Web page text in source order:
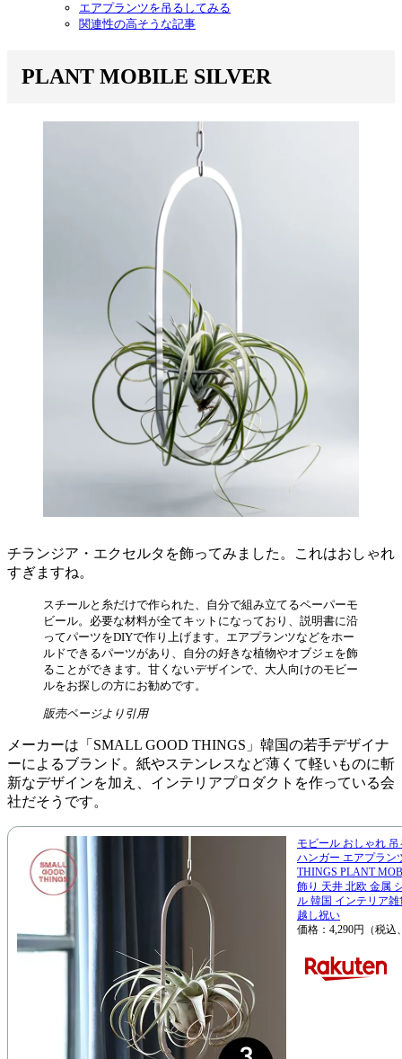
エアプランツを吊るしてみる
関連性の高そうな記事
PLANT MOBILE SILVER
チランジア・エクセルタを飾ってみました。これはおしゃれ
すぎますね。
スチールと糸だけで作られた、自分で組み立てるペーパーモ
ビール。必要な材料が全てキットになっており、説明書に沿
ってパーツをDIYで作り上げます。エアプランツなどをホー
ルドできるパーツがあり、自分の好きな植物やオブジェを飾
ることができます。甘くないデザインで、大人向けのモビー
ルをお探しの方にお勧めです。
販売ページより引用
メーカーは「SMALL GOOD THINGS」韓国の若手デザイナ
ーによるブランド。紙やステンレスなど薄くて軽いものに斬
新なデザインを加え、インテリアプロダクトを作っている会
社だそうです。
モビール おしゃれ
ハンガー エアプラン
THINGS PLANT
飾り 天井 北欧 金属
ル 韓国 インテリア
越し祝い
価格：4,290円（税込